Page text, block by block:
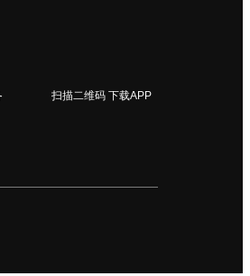
扫描二维码 下载APP